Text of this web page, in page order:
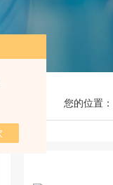
您的位置：